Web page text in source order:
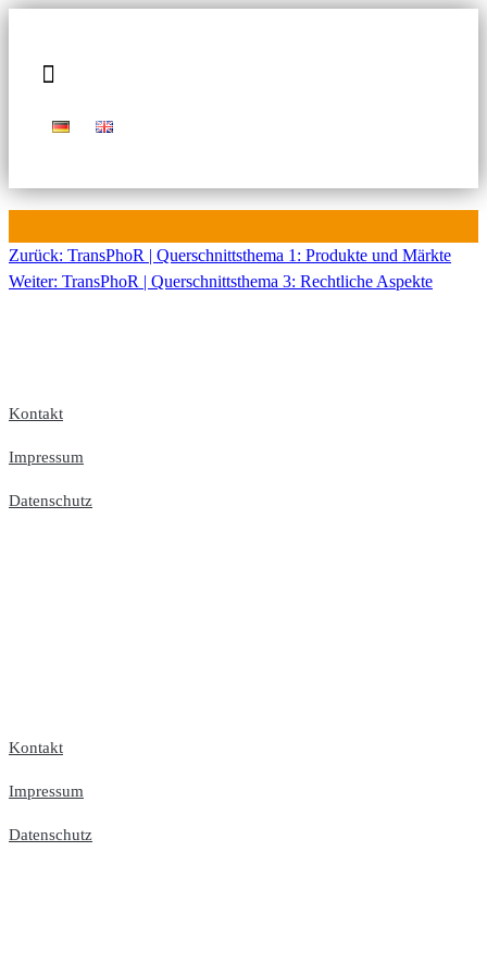
Beitragsnavigation
Zurück: TransPhoR | Querschnittsthema 1: Produkte und Märkte
Weiter: TransPhoR | Querschnittsthema 3: Rechtliche Aspekte
Kontakt
Impressum
Datenschutz
Kontakt
Impressum
Datenschutz